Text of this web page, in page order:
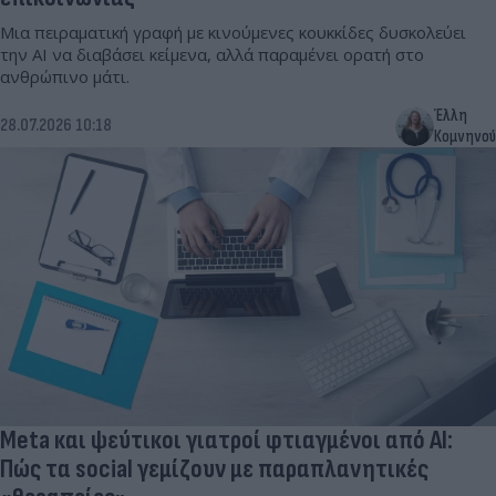
Μια πειραματική γραφή με κινούμενες κουκκίδες δυσκολεύει
την AI να διαβάσει κείμενα, αλλά παραμένει ορατή στο
ανθρώπινο μάτι.
28.07.2026 10:18
Έλλη
Κομνηνού
Meta και ψεύτικοι γιατροί φτιαγμένοι από ΑΙ:
Πώς τα social γεμίζουν με παραπλανητικές